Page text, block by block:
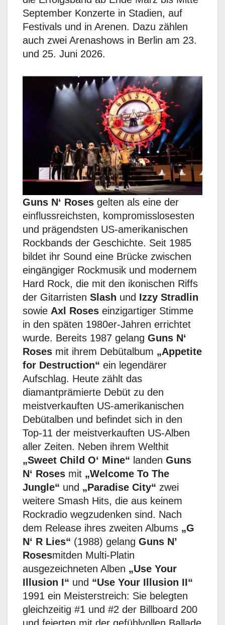
September Konzerte in Stadien, auf
Festivals und in Arenen. Dazu zählen
auch zwei Arenashows in Berlin am 23.
und 25. Juni 2026.
Guns N‘ Roses gelten als eine der
einflussreichsten, kompromisslosesten
und prägendsten US-amerikanischen
Rockbands der Geschichte. Seit 1985
bildet ihr Sound eine Brücke zwischen
eingängiger Rockmusik und modernem
Hard Rock, die mit den ikonischen Riffs
der Gitarristen Slash und Izzy Stradlin
sowie Axl Roses einzigartiger Stimme
in den späten 1980er-Jahren errichtet
wurde. Bereits 1987 gelang Guns N‘
Roses mit ihrem Debütalbum „Appetite
for Destruction“ ein legendärer
Aufschlag. Heute zählt das
diamantprämierte Debüt zu den
meistverkauften US-amerikanischen
Debütalben und befindet sich in den
Top-11 der meistverkauften US-Alben
aller Zeiten. Neben ihrem Welthit
„Sweet Child O‘ Mine“ landen Guns
N‘ Roses mit „Welcome To The
Jungle“ und „Paradise City“ zwei
weitere Smash Hits, die aus keinem
Rockradio wegzudenken sind. Nach
dem Release ihres zweiten Albums „G
N‘ R Lies“ (1988) gelang Guns N’
Rosesmitden Multi-Platin
ausgezeichneten Alben „Use Your
Illusion I“ und “Use Your Illusion II“
1991 ein Meisterstreich: Sie belegten
gleichzeitig #1 und #2 der Billboard 200